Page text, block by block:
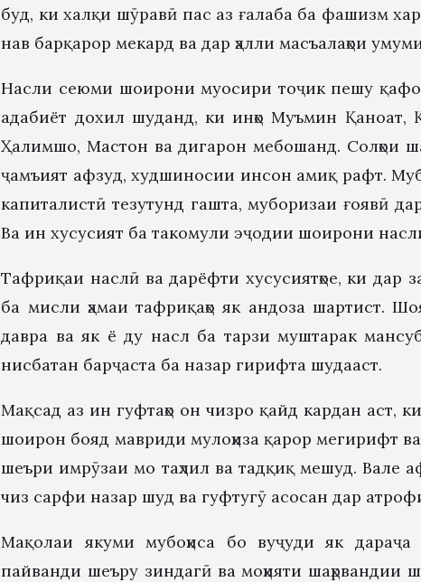
буд, ки халқи шӯравӣ пас аз ғалаба ба фашизм
нав барқарор мекард ва дар ҳалли масъалаҳои
Насли сеюми шоирони муосири тоҷик пешу қафо
адабиёт дохил шуданд, ки инҳо Муъмин
Ҳалимшо, Мастон ва дигарон мебошанд. Солҳои
ҷамъият афзуд, худшиносии инсон амиқ рафт.
капиталистӣ тезутунд гашта, муборизаи ғоявӣ
Ва ин хусусият ба такомули эҷодии шоирони
Тафриқаи наслӣ ва дарёфти хусусиятҳое, ки дар
ба мисли ҳамаи тафриқаҳо як андоза шартист.
давра ва як ё ду насл ба тарзи муштарак
нисбатан барҷаста ба назар гирифта шудааст.
Мақсад аз ин гуфтаҳо он чизро қайд кардан аст,
шоирон бояд мавриди мулоҳиза қарор мегирифт
шеъри имрӯзаи мо таҳлил ва тадқиқ мешуд. Вале
чиз сарфи назар шуд ва гуфтугӯ асосан дар
Мақолаи якуми мубоҳиса бо вуҷуди як
пайванди шеъру зиндагӣ ва моҳияти